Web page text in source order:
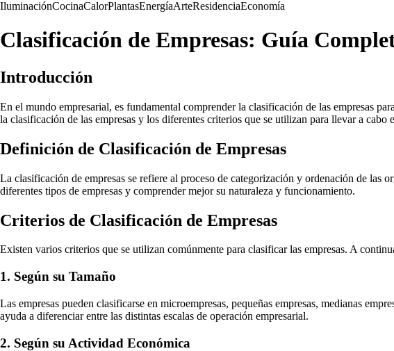
IluminaciónCocinaCalorPlantasEnergíaArteResidenciaEconomía
Clasificación de Empresas: Guía
Introducción
En el mundo empresarial, es fundamental comprender la clasificación de las empresas
la clasificación de las empresas y los diferentes criterios que se utilizan para llevar a cabo
Definición de Clasificación de Empresas
La clasificación de empresas se refiere al proceso de categorización y ordenación de las
diferentes tipos de empresas y comprender mejor su naturaleza y funcionamiento.
Criterios de Clasificación de Empresas
Existen varios criterios que se utilizan comúnmente para clasificar las empresas. A
1. Según su Tamaño
Las empresas pueden clasificarse en microempresas, pequeñas empresas, medianas
ayuda a diferenciar entre las distintas escalas de operación empresarial.
2. Según su Actividad Económica